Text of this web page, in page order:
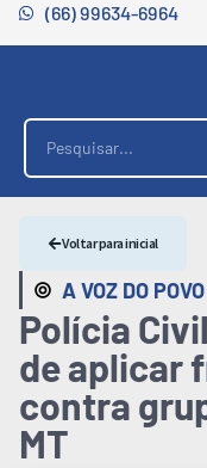
(66) 99634-6964
A VOZ DO POVO
Voltar para inicial
Polícia
de aplicar
contra
MT